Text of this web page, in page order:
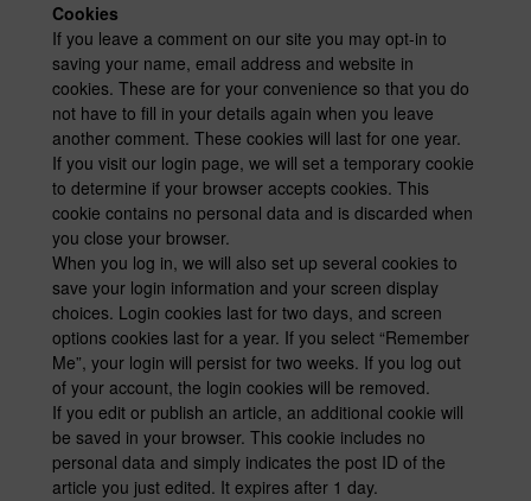
Cookies
If you leave a comment on our site you may opt-in to
saving your name, email address and website in
cookies. These are for your convenience so that you do
not have to fill in your details again when you leave
another comment. These cookies will last for one year.
If you visit our login page, we will set a temporary cookie
to determine if your browser accepts cookies. This
cookie contains no personal data and is discarded when
you close your browser.
When you log in, we will also set up several cookies to
save your login information and your screen display
choices. Login cookies last for two days, and screen
options cookies last for a year. If you select “Remember
Me”, your login will persist for two weeks. If you log out
of your account, the login cookies will be removed.
If you edit or publish an article, an additional cookie will
be saved in your browser. This cookie includes no
personal data and simply indicates the post ID of the
article you just edited. It expires after 1 day.